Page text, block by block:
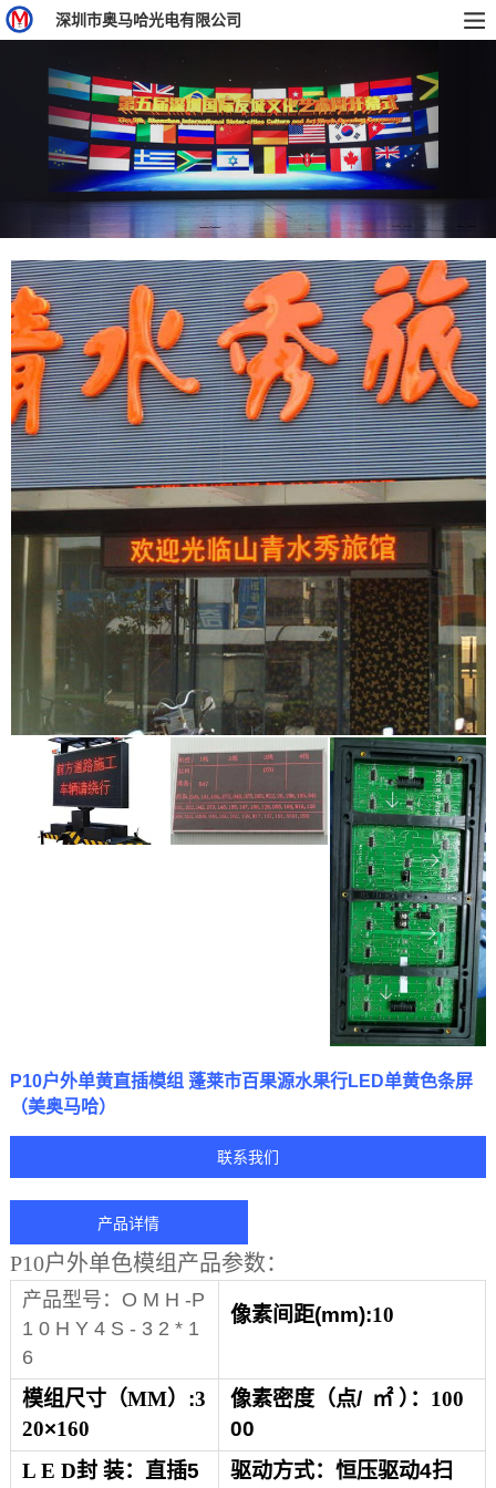
深圳市奥马哈光电有限公司
P10户外单黄直插模组 蓬莱市百果源水果行LED单黄色条屏
（美奥马哈）
联系我们
产品详情
P10户外单色模组产品参数：
产品型号：O M H -P
1 0 H Y 4 S - 3 2 * 1
6
像素间距(mm):10
模组尺寸（MM） :3
20×160
像素密度（点/ ㎡ ） ： 100
00
L E D封 装：直插5
驱动方式：恒压驱动4扫